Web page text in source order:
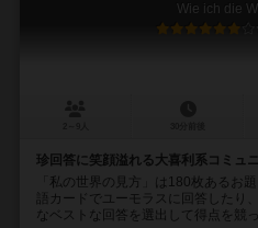
Wie ich die
珍回答に笑顔溢れる大喜利系コミュ
「私の世界の見方」は180枚あるお
語カードでユーモラスに回答したり
なベストな回答を選出して得点を競